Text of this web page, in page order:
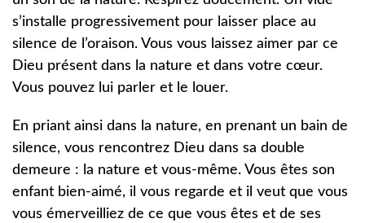
s’installe progressivement pour laisser place au
silence de l’oraison. Vous vous laissez aimer par ce
Dieu présent dans la nature et dans votre cœur.
Vous pouvez lui parler et le louer.
En priant ainsi dans la nature, en prenant un bain de
silence, vous rencontrez Dieu dans sa double
demeure : la nature et vous-même. Vous êtes son
enfant bien-aimé, il vous regarde et il veut que vous
vous émerveilliez de ce que vous êtes et de ses